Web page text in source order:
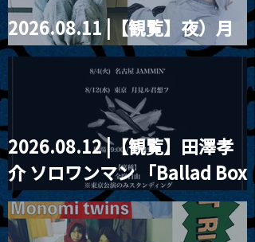
2026.08.11 |【観覧】夜）月
見ル君想フpre. Sugar Shock
2026.08.12 |【観覧】田澤孝
介 ソロワンマン 「Ballad Box
2026」